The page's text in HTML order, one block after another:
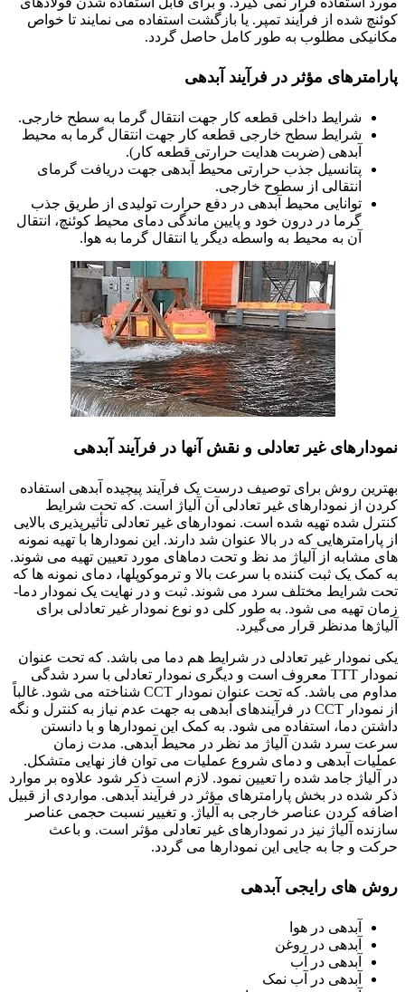
کوئنچ شده از فرآیند تمپر. یا بازگشت استفاده می نمایند تا خواص
مکانیکی مطلوب به طور کامل حاصل گردد.
پارامترهای مؤثر در فرآیند آبدهی
شرایط داخلی قطعه کار جهت انتقال گرما به سطح خارجی.
شرایط سطح خارجی قطعه کار جهت انتقال گرما به محیط
آبدهی (ضربت هدایت حرارتی قطعه کار).
پتانسیل جذب حرارتی محیط آبدهی جهت دریافت گرمای
انتقالی از سطوح خارجی.
توانایی محیط آبدهی در دفع حرارت تولیدی از طریق جذب
گرما در درون خود و پایین ماندگی دمای محیط کوئنچ، انتقال
آن به محیط به واسطه دیگر یا انتقال گرما به هوا.
نمودارهای غیر تعادلی و نقش آنها در فرآیند آبدهی
بهترین روش برای توصیف درست یک فرآیند پیچیده آبدهی استفاده
کردن از نمودارهای غیر تعادلی آن آلیاژ است. که تحت شرایط
کنترل شده تهیه شده است. نمودارهای غیر تعادلی تأثیرپذیری بالایی
از پارامترهایی که در بالا عنوان شد دارند. این نمودارها با تهیه نمونه
های مشابه از آلیاژ مد نظ و تحت دماهای مورد تعیین تهیه می شوند.
به کمک یک ثبت کننده با سرعت بالا و ترموکوپلها، دمای نمونه ها که
تحت شرایط مختلف سرد می شوند. ثبت و در نهایت یک نمودار دما-
زمان تهیه می شود. به طور کلی دو نوع نمودار غیر تعادلی برای
آلیاژها مدنظر قرار می‌گیرد.
یکی نمودار غیر تعادلی در شرایط هم دما می باشد. که تحت عنوان
نمودار TTT معروف است و دیگری نمودار تعادلی با سرد شدگی
مداوم می باشد. که تحت عنوان نمودار CCT شناخته می شود. غالباً
از نمودار CCT در فرآیندهای آبدهی به جهت عدم نیاز به کنترل و نگه
داشتن دما، استفاده می شود. به کمک این نمودارها و با دانستن
سرعت سرد شدن آلیاژ مد نظر در محیط آبدهی. مدت زمان
عملیات آبدهی و دمای شروع عملیات می توان فاز نهایی متشکل.
در آلیاژ جامد شده را تعیین نمود. لازم است ذکر شود علاوه بر موارد
ذکر شده در بخش پارامترهای مؤثر در فرآیند آبدهی. مواردی از قبیل
اضافه کردن عناصر خارجی به آلیاژ. و تغییر نسبت حجمی عناصر
سازنده آلیاژ نیز در نمودارهای غیر تعادلی مؤثر است. و باعث
حرکت و جا به جایی این نمودارها می گردد.
روش های رایجی آبدهی
آبدهی در هوا
آبدهی در روغن
آبدهی در آب
آبدهی در آب نمک